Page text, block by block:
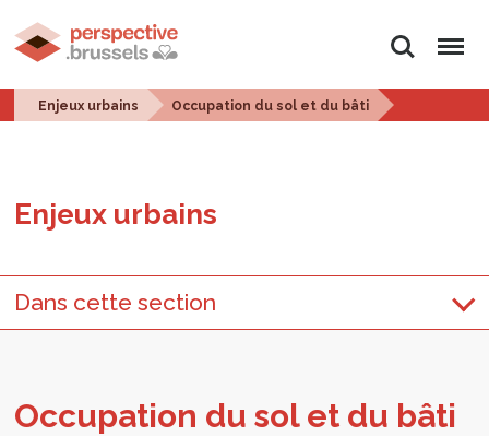
Rechercher
Menu
Enjeux urbains Occupation du sol et du bâti
Enjeux urbains
Dans cette section
Occu­pa­tion du sol et du bâti